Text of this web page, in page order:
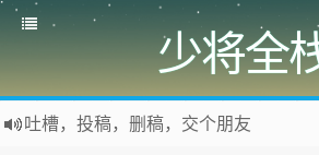
少将全
吐槽，投稿，删稿，交个朋友